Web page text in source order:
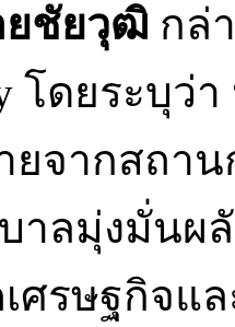
ยชัยวุฒิ กล่
โดยระบุ
จากสถา
บาลมุ่งมั่น
ศรษฐกิจแ